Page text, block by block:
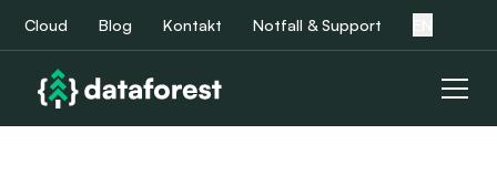
Cloud Blog Kontakt Notfall & Support